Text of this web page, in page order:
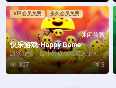
VIP会员免费 永久会员免费
休闲益智
快乐游戏-Happy Game
游戏介绍一位小男孩沉睡进入了可怕
的噩梦。你能让他回归幸福快乐的生
活吗？游戏视频游...
307 3